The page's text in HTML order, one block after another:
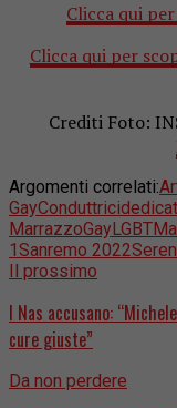
Clicca qui
Clicca qui per
Crediti Foto:
Argomenti correlati:
GayConduttrici
MarrazzoGay LGBT
1 Sanremo 2022
Il prossimo
I Nas accusano:
cure giuste”
Da non perdere